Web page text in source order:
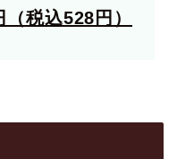
税込528円）